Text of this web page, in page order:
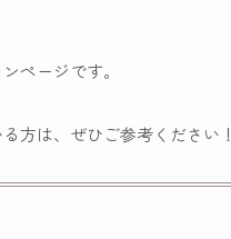
ページです。
方は、ぜひご参考ください！